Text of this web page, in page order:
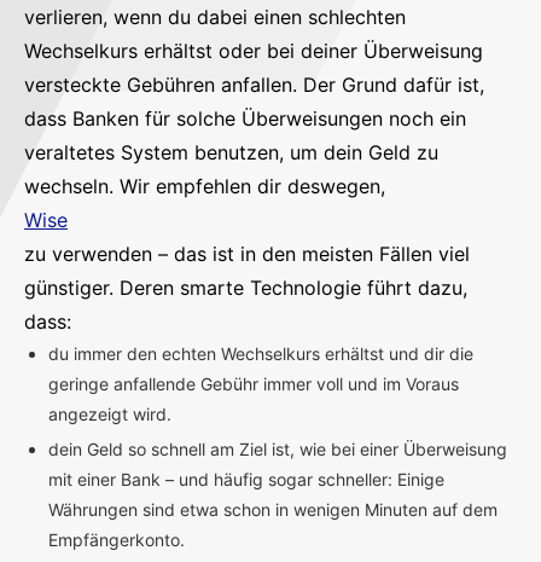
verlieren, wenn du dabei einen schlechten
Wechselkurs erhältst oder bei deiner Überweisung
versteckte Gebühren anfallen. Der Grund dafür ist,
dass Banken für solche Überweisungen noch ein
veraltetes System benutzen, um dein Geld zu
wechseln. Wir empfehlen dir deswegen,
Wise
zu verwenden – das ist in den meisten Fällen viel
günstiger. Deren smarte Technologie führt dazu,
dass:
du immer den echten Wechselkurs erhältst und dir die
geringe anfallende Gebühr immer voll und im Voraus
angezeigt wird.
dein Geld so schnell am Ziel ist, wie bei einer Überweisung
mit einer Bank – und häufig sogar schneller: Einige
Währungen sind etwa schon in wenigen Minuten auf dem
Empfängerkonto.